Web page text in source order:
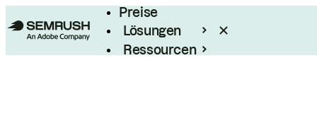
Preise
Lösungen
Ressourcen